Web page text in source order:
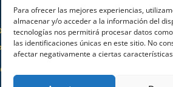
Para ofrecer las mejores experiencias,
almacenar y/o acceder a la información del
tecnologías nos permitirá procesar datos
las identificaciones únicas en este sitio. No
afectar negativamente a ciertas
Publicidad
Quienes somos